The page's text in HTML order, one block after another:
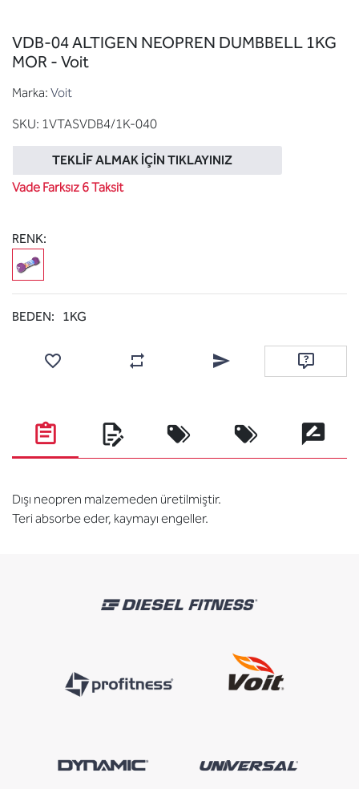
VDB-04 ALTIGEN NEOPREN DUMBBELL 1KG
MOR - Voit
Marka: Voit
SKU: 1VTASVDB4/1K-040
TEKLIF ALMAK İÇIN TIKLAYINIZ
Vade Farksız 6 Taksit
RENK:
BEDEN: 1KG
Karşılaştırma listesine ekleArkadaşına e-posta ile
Soru sor
Dışı neopren malzemeden üretilmiştir.
Teri absorbe eder, kaymayı engeller.